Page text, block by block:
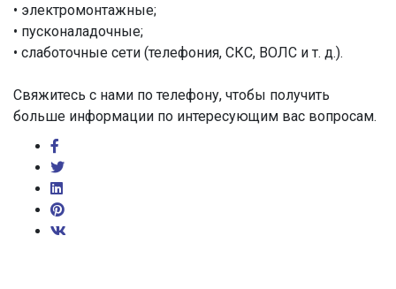
• электромонтажные;
• пусконаладочные;
• слаботочные сети (телефония, СКС, ВОЛС и т. д.).
Свяжитесь с нами по телефону, чтобы получить
больше информации по интересующим вас вопросам.